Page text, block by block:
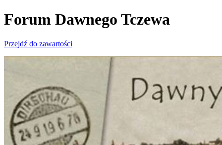
Forum Dawnego Tczewa
Przejdź do zawartości